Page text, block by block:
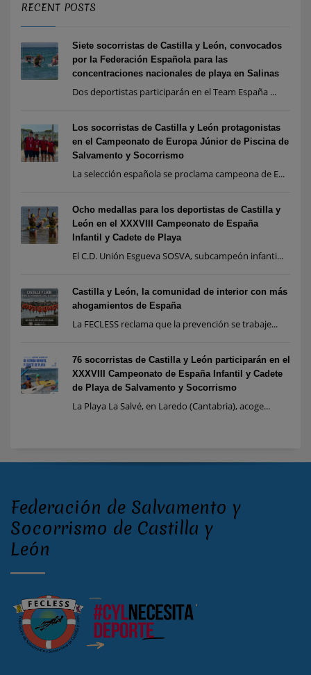
RECENT POSTS
Siete socorristas de Castilla y León, convocados
por la Federación Española para las
concentraciones nacionales de playa en Salinas
Dos deportistas participarán en el Team España ...
Los socorristas de Castilla y León protagonistas
en el Campeonato de Europa Júnior de Piscina de
Salvamento y Socorrismo
La selección española se proclama campeona de E...
Ocho medallas para los deportistas de Castilla y
León en el XXXVIII Campeonato de España
Infantil y Cadete de Playa
El C.D. Unión Esgueva SOSVA, subcampeón infanti...
Castilla y León, la comunidad de interior con más
ahogamientos de España
La FECLESS reclama que la prevención se trabaje...
76 socorristas de Castilla y León participarán en el
XXXVIII Campeonato de España Infantil y Cadete
de Playa de Salvamento y Socorrismo
La Playa La Salvé, en Laredo (Cantabria), acoge...
Federación de Salvamento y
Socorrismo de Castilla y
León